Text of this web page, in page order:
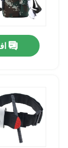
مراقبة الجودة
اطلب اقتباس